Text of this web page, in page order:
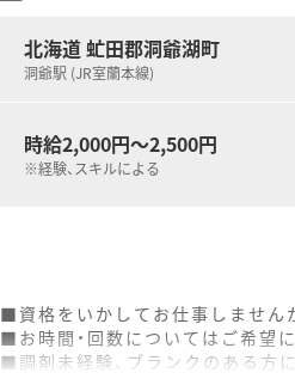
北海道 虻田郡洞爺湖町
洞爺駅 (JR室蘭本線)
時給2,000円～2,500円
※経験、スキルによる
■資格をいかしてお仕事しません
■お時間・回数についてはご希望に
■調剤未経験、ブランクのある方